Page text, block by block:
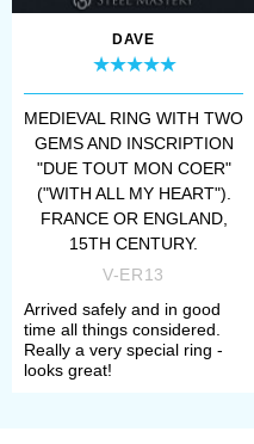
DAVE
MEDIEVAL RING WITH TWO
GEMS AND INSCRIPTION
"DUE TOUT MON COER"
("WITH ALL MY HEART").
FRANCE OR ENGLAND,
15TH CENTURY.
V-ER13
Arrived safely and in good
time all things considered.
Really a very special ring -
looks great!